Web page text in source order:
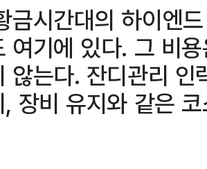
금시간대의 하이엔
여기에 있다. 그 비
않는다. 잔디관리
장비 유지와 같은